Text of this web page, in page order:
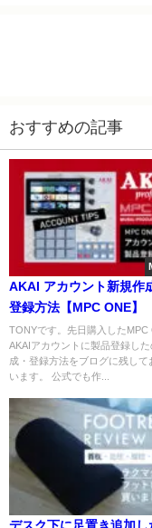
おすすめの記事
AKAI アカウント新規作
登録方法【MPC ONE】
TONYです。先日購入したMPC
AKAIアカウントに製品登録し
成・登録方法をブログに残して
います。 公式でも作...